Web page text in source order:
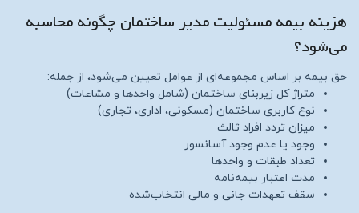
هزینه بیمه مسئولیت مدیر ساختمان چگونه محاسبه
می‌شود؟
حق بیمه بر اساس مجموعه‌ای از عوامل تعیین می‌شود، از جمله:
متراژ کل زیربنای ساختمان (شامل واحدها و مشاعات)
نوع کاربری ساختمان (مسکونی، اداری، تجاری)
میزان تردد افراد ثالث
وجود یا عدم وجود آسانسور
تعداد طبقات و واحدها
مدت اعتبار بیمه‌نامه
سقف تعهدات جانی و مالی انتخاب‌شده